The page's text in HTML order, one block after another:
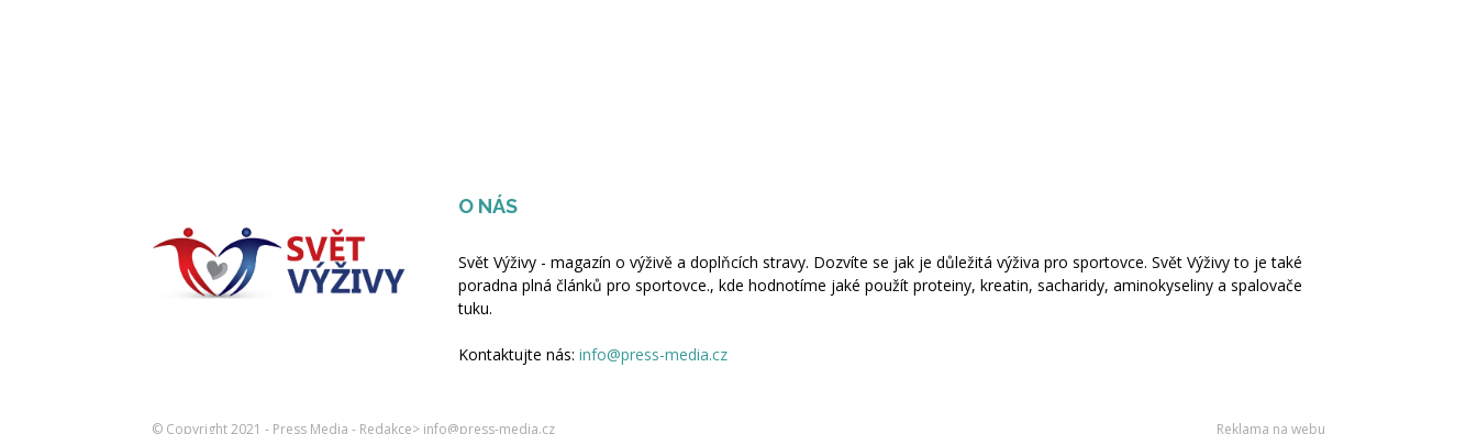
O NÁS
Svět Výživy - magazín o výživě a doplňcích stravy. Dozvíte se jak je důležitá výživa pro sportovce. Svět Výživy to je také
poradna plná článků pro sportovce., kde hodnotíme jaké použít proteiny, kreatin, sacharidy, aminokyseliny a spalovače
tuku.
Kontaktujte nás: info@press-media.cz
Reklama na webu
© Copyright 2021 - Press Media - Redakce> info@press-media.cz